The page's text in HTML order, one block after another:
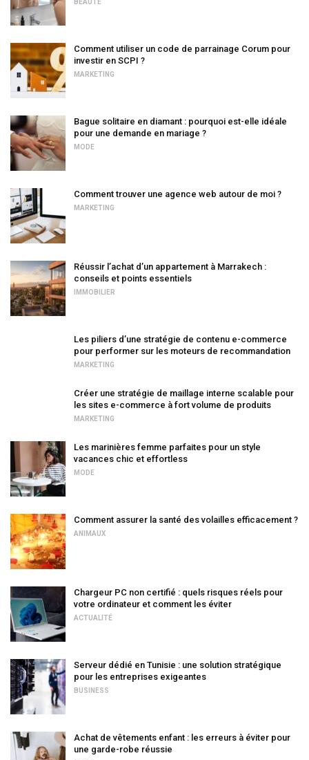
BEAUTÉ
Comment utiliser un code de parrainage Corum pour
investir en SCPI ?
MARKETING
Bague solitaire en diamant : pourquoi est-elle idéale
pour une demande en mariage ?
MODE
Comment trouver une agence web autour de moi ?
MARKETING
Réussir l’achat d’un appartement à Marrakech :
conseils et points essentiels
IMMOBILIER
Les piliers d’une stratégie de contenu e-commerce
pour performer sur les moteurs de recommandation
MARKETING
Créer une stratégie de maillage interne scalable pour
les sites e-commerce à fort volume de produits
MARKETING
Les marinières femme parfaites pour un style
vacances chic et effortless
MODE
Comment assurer la santé des volailles efficacement ?
ANIMAUX
Chargeur PC non certifié : quels risques réels pour
votre ordinateur et comment les éviter
ACTUALITÉ
Serveur dédié en Tunisie : une solution stratégique
pour les entreprises exigeantes
BUSINESS
Achat de vêtements enfant : les erreurs à éviter pour
une garde-robe réussie